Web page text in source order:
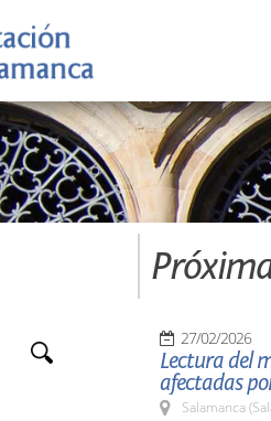
27/02/2026
Lectura del
afectadas
Salamanca